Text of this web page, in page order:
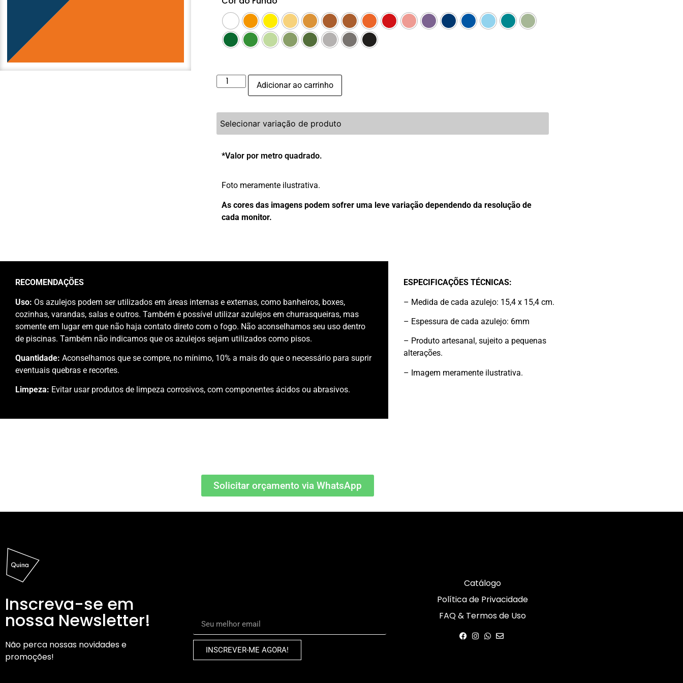
Adicionar ao carrinho
Selecionar variação de produto
*Valor por metro quadrado.
Foto meramente ilustrativa.
As cores das imagens podem sofrer uma leve variação dependendo da resolução de
cada monitor.
RECOMENDAÇÕES
Uso: Os azulejos podem ser utilizados em áreas internas e externas, como banheiros, boxes,
cozinhas, varandas, salas e outros. Também é possível utilizar azulejos em churrasqueiras, mas
somente em lugar em que não haja contato direto com o fogo. Não aconselhamos seu uso dentro
de piscinas. Também não indicamos que os azulejos sejam utilizados como pisos.
Quantidade: Aconselhamos que se compre, no mínimo, 10% a mais do que o necessário para suprir
eventuais quebras e recortes.
Limpeza: Evitar usar produtos de limpeza corrosivos, com componentes ácidos ou abrasivos.
ESPECIFICAÇÕES TÉCNICAS:
– Medida de cada azulejo: 15,4 x 15,4 cm.
– Espessura de cada azulejo: 6mm
– Produto artesanal, sujeito a pequenas
alterações.
– Imagem meramente ilustrativa.
Solicitar orçamento via WhatsApp
Inscreva-se em
nossa Newsletter!
Não perca nossas novidades e
promoções!
INSCREVER-ME AGORA!
Catálogo
Política de Privacidade
FAQ & Termos de Uso